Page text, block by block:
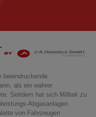
beeindruckende
als ein wahrer
Seitdem hat sich Milltek zu
Abgasanlagen
von Fahrzeugen